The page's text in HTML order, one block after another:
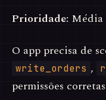
Prioridade: Média
O app precisa de
write_orders ,
permissões